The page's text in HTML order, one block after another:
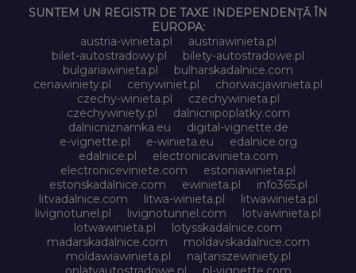
SUNTEM UN REGISTR DE TAXE INDEPENDENȚĂ ÎN
EUROPA:
austria-winieta.pl
austriawinieta.pl
bilet-autostradowy.pl
bilety-autostradowe.pl
bulgariawinieta.pl
bulharskadalnice.com
cenawiniety.pl
cenywiniet.pl
chorwacjawinieta.pl
czechy-winieta.pl
czechywinieta.pl
czechywiniety.pl
dalnicnipoplatky.com
dalnicniznamka.eu
digital-vignette.de
e-vignette.pl
e-winieta.eu
edalnice.org
edalnice.pl
electronicavinieta.com
electroniceviniete.com
estoniawinieta.pl
estonskadalnice.com
ewinieta.pl
info365.pl
litvadalnice.com
litwa-winieta.pl
litwawinieta.pl
livignotunel.pl
livignotunnel.com
lotvawinieta.pl
lotwawinieta.pl
lotysskadalnice.com
madarskadalnice.com
moldavskadalnice.com
moldawiawinieta.pl
najtanszewiniety.pl